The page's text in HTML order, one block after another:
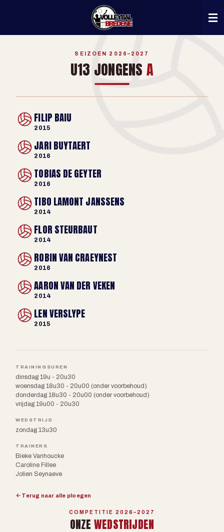
de
SEIZOEN 2026–2027
U13 JONGENS A
PLOEGFOTO VOLGT
FILIP BAIU
2015
JARI BUYTAERT
2016
TOBIAS DE GEYTER
2016
TIBO LAMONT JANSSENS
2014
FLOR STEURBAUT
2014
ROBIN VAN CRAEYNEST
2016
AARON VAN DER VEKEN
2014
LEN VERSLYPE
2015
TRAININGSUREN
dinsdag 19u - 20u30
woensdag 18u30 - 20u00 (onder voorbehoud)
donderdag 18u30 - 20u00 (onder voorbehoud)
vrijdag 19u00 - 20u30
WEDSTRIJD
zondag 13u30
TRAINERS
Bieke Vanhoucke
Caroline Fillee
Jolien Seynaeve
Terug naar alle ploegen